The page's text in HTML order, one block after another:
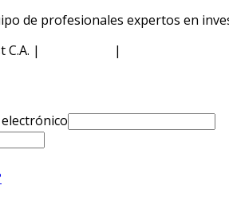
de profesionales expertos en
|
|